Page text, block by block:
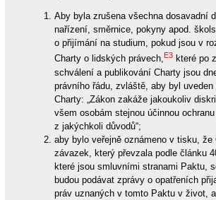
Aby byla zrušena všechna dosavadní
nařízení, směrnice, pokyny apod.
o přijímání na studium, pokud jsou v
Charty o lidských právech, E3které po
schválení a publikování Charty jsou
právního řádu, zvláště, aby byl
Charty: „Zákon zakáže jakoukoliv
všem osobám stejnou účinnou
z jakýchkoli důvodů“;
aby bylo veřejně oznámeno v tisku, že
závazek, který převzala podle článku
které jsou smluvními stranami Paktu,
budou podávat zprávy o opatřeních
práv uznaných v tomto Paktu v život,